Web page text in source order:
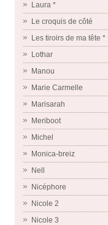
Laura *
Le croquis de côté
Les tiroirs de ma tête *
Lothar
Manou
Marie Carmelle
Marisarah
Meriboot
Michel
Monica-breiz
Nell
Nicéphore
Nicole 2
Nicole 3